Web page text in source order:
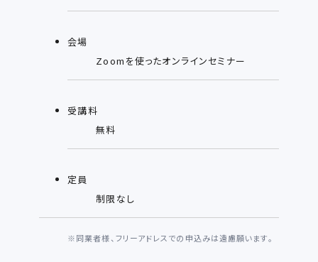
会場
Zoomを使ったオンラインセミナー
受講料
無料
定員
制限なし
※同業者様、フリーアドレスでの申込みは遠慮願います。